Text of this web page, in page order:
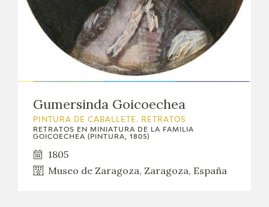
Gumersinda Goicoechea
PINTURA DE CABALLETE. RETRATOS
RETRATOS EN MINIATURA DE LA FAMILIA
GOICOECHEA (PINTURA, 1805)
1805
Museo de Zaragoza, Zaragoza, España